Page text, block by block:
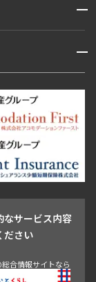
開閉
・浜松町
日・小石川
子
中目黒
開閉
田区
中野区
足立区
なサービス内容
ださい
合情報サイトなら